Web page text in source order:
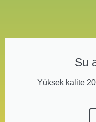
Su
Yüksek kalite